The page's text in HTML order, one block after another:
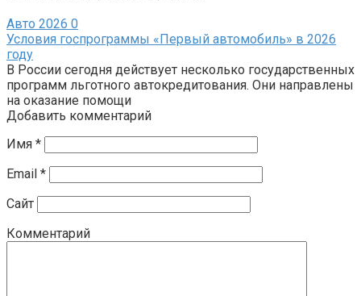
Авто 2026 0
Условия госпрограммы «Первый автомобиль» в 2026
году
В России сегодня действует несколько государственных
программ льготного автокредитования. Они направлены
на оказание помощи
Добавить комментарий
Имя *
Email *
Сайт
Комментарий